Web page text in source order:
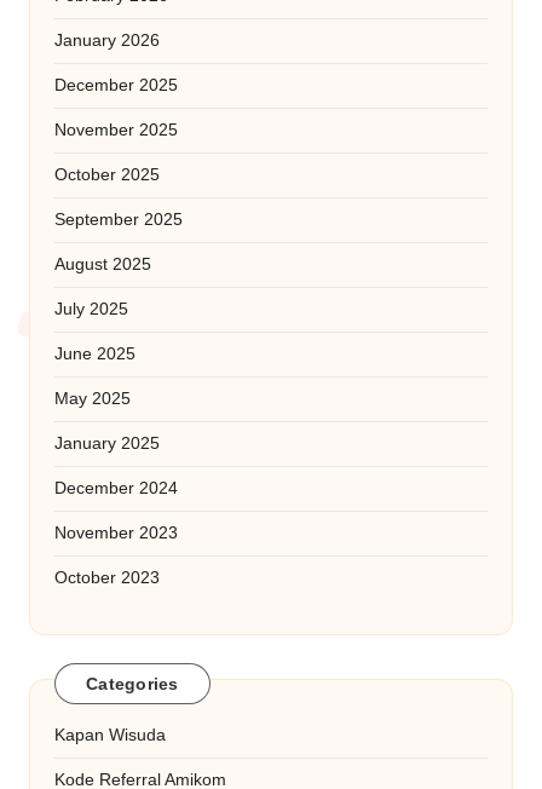
January 2026
December 2025
November 2025
October 2025
September 2025
August 2025
July 2025
June 2025
May 2025
January 2025
December 2024
November 2023
October 2023
Categories
Kapan Wisuda
Kode Referral Amikom